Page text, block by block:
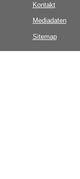
Kontakt
Mediadaten
Sitemap